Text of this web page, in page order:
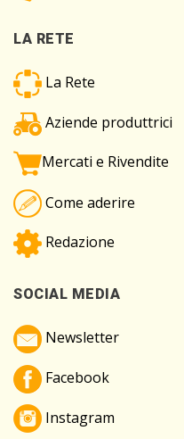
LA RETE
La Rete
Aziende produttrici
Mercati e Rivendite
Come aderire
Redazione
SOCIAL MEDIA
Newsletter
Facebook
Instagram